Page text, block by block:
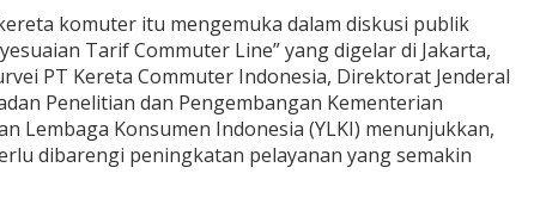
komuter itu mengemuka dalam diskusi publik
Tarif Commuter Line” yang digelar di Jakarta,
PT Kereta Commuter Indonesia, Direktorat Jenderal
Penelitian dan Pengembangan Kementerian
Lembaga Konsumen Indonesia (YLKI) menunjukkan,
dibarengi peningkatan pelayanan yang semakin